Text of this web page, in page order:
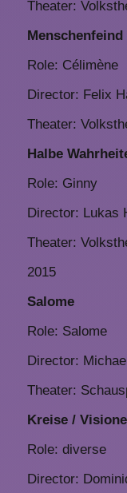
Theater:
Menschenfeind
Role: Célimène
Director: Felix
Theater:
Halbe
Role: Ginny
Director: Lukas
Theater:
2015
Salome
Role: Salome
Director:
Theater:
Kreise /
Role: diverse
Director: